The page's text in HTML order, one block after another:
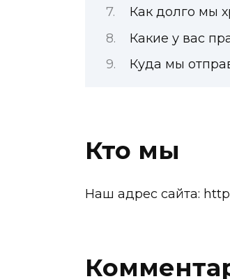
Как долго мы
Какие у вас
Куда мы
Кто мы
Наш адрес сайта: